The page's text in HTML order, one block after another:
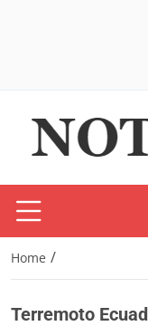
Home /
Terremoto